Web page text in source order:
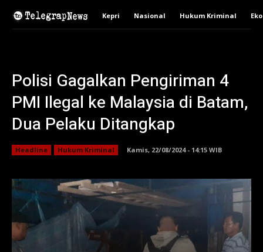
Kepri Nasional Hukum Kriminal
Polisi Gagalkan Pengiriman 4
PMI Ilegal ke Malaysia di Batam,
Dua Pelaku Ditangkap
Headline Hukum Kriminal Kamis, 22/08/2024 - 14:15 WIB